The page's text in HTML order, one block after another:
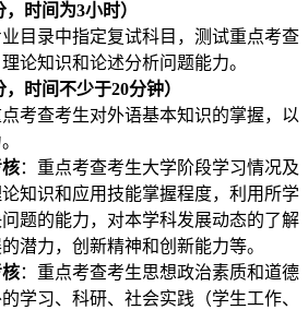
时间为3小时）
录中指定复试科目，测试重点考查
论知识和论述分析问题能力。
时间不少于20分钟）
点考查考生对外语基本知识的掌握，以
：重点考查考生大学阶段学习情况及
知识和应用技能掌握程度，利用所学
题的能力，对本学科发展动态的了解
潜力，创新精神和创新能力等。
：重点考查考生思想政治素质和道德
学习、科研、社会实践（学生工作、